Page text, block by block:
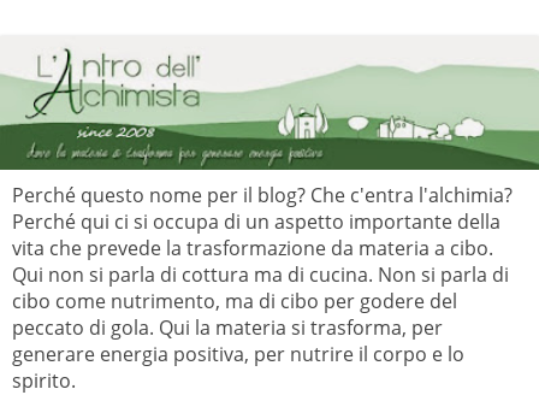
Perché questo nome per il blog? Che c'entra l'alchimia?
Perché qui ci si occupa di un aspetto importante della
vita che prevede la trasformazione da materia a cibo.
Qui non si parla di cottura ma di cucina. Non si parla di
cibo come nutrimento, ma di cibo per godere del
peccato di gola. Qui la materia si trasforma, per
generare energia positiva, per nutrire il corpo e lo
spirito.